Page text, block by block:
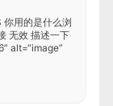
用的是什么浏
无效 描述一下
alt=“image”